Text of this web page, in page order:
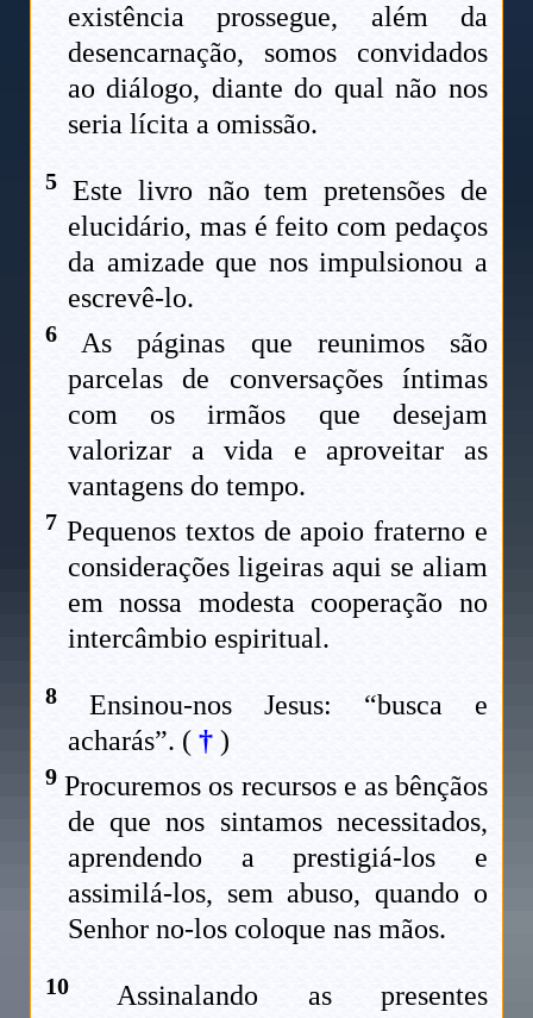
existência prossegue, além da
desencarnação, somos convidados
ao diálogo, diante do qual não nos
seria lícita a omissão.
5 Este livro não tem pretensões de
elucidário, mas é feito com pedaços
da amizade que nos impulsionou a
escrevê-lo.
6 As páginas que reunimos são
parcelas de conversações íntimas
com os irmãos que desejam
valorizar a vida e aproveitar as
vantagens do tempo.
7 Pequenos textos de apoio fraterno e
considerações ligeiras aqui se aliam
em nossa modesta cooperação no
intercâmbio espiritual.
8 Ensinou-nos Jesus: “busca e
acharás”. ( †)
9 Procuremos os recursos e as bênçãos
de que nos sintamos necessitados,
aprendendo a prestigiá-los e
assimilá-los, sem abuso, quando o
Senhor no-los coloque nas mãos.
10 Assinalando as presentes